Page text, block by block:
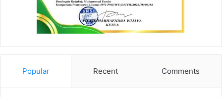
Popular Recent Comments